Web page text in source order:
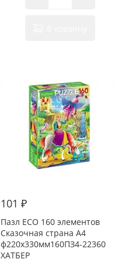
101 ₽
Пазл ECO 160 элементов
Сказочная страна А4
ф220х330мм160ПЗ4-22360
ХАТБЕР